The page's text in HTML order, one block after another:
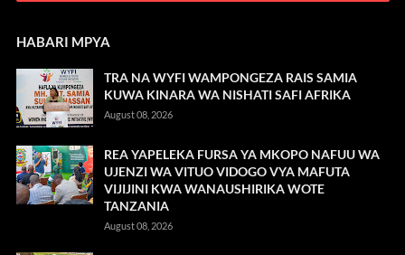
HABARI MPYA
TRA NA WYFI WAMPONGEZA RAIS SAMIA
KUWA KINARA WA NISHATI SAFI AFRIKA
August 08, 2026
REA YAPELEKA FURSA YA MKOPO NAFUU WA
UJENZI WA VITUO VIDOGO VYA MAFUTA
VIJIJINI KWA WANAUSHIRIKA WOTE
TANZANIA
August 08, 2026